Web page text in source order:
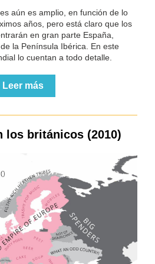
aún es amplio, en función de lo
años, pero está claro que los
en gran parte España,
la Península Ibérica. En este
lo cuentan a todo detalle.
Leer más
los británicos (2010)